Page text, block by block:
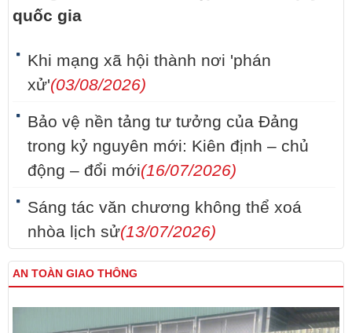
quốc gia
Khi mạng xã hội thành nơi 'phán
xử'(03/08/2026)
Bảo vệ nền tảng tư tưởng của Đảng
trong kỷ nguyên mới: Kiên định – chủ
động – đổi mới(16/07/2026)
Sáng tác văn chương không thể xoá
nhòa lịch sử(13/07/2026)
AN TOÀN GIAO THÔNG